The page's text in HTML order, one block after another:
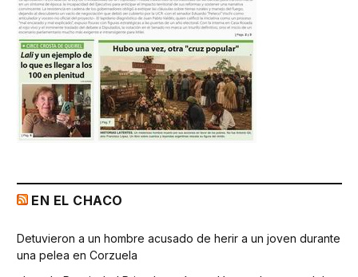
EN EL CHACO
Detuvieron a un hombre acusado de herir a un joven durante
una pelea en Corzuela